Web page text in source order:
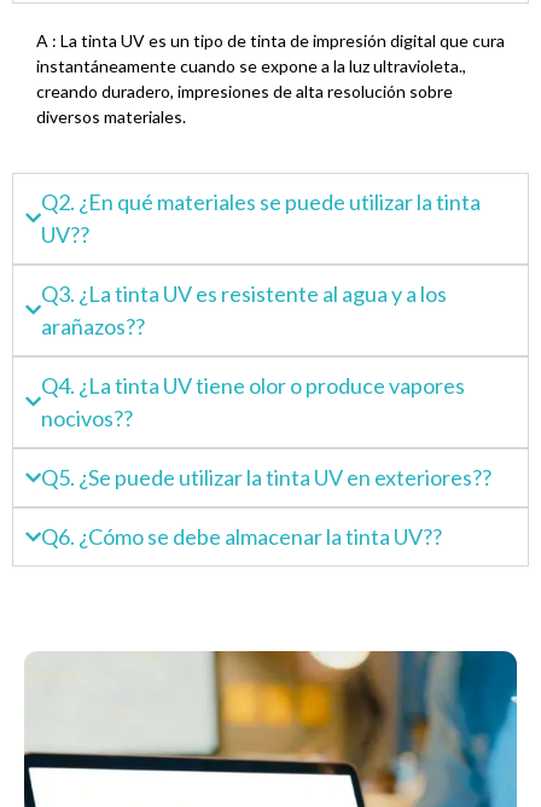
A : La tinta UV es un tipo de tinta de impresión digital que cura
instantáneamente cuando se expone a la luz ultravioleta.,
creando duradero, impresiones de alta resolución sobre
diversos materiales.
Q2. ¿En qué materiales se puede utilizar la tinta
UV??
Q3. ¿La tinta UV es resistente al agua y a los
arañazos??
Q4. ¿La tinta UV tiene olor o produce vapores
nocivos??
Q5. ¿Se puede utilizar la tinta UV en exteriores??
Q6. ¿Cómo se debe almacenar la tinta UV??